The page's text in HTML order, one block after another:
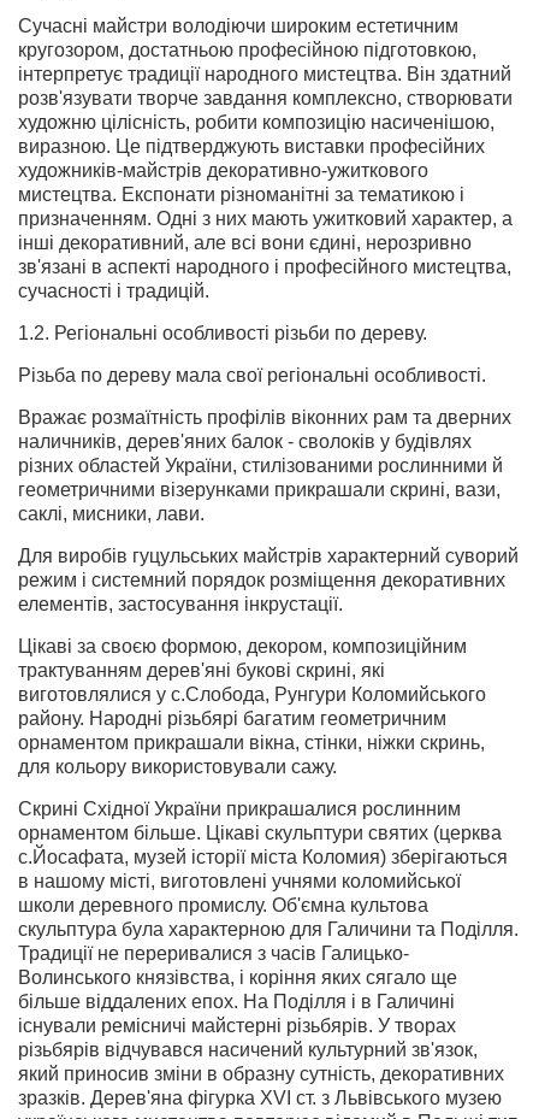
Сучасні майстри володіючи широким естетичним
кругозором, достатньою професійною підготовкою,
інтерпретує традиції народного мистецтва. Він здатний
розв'язувати творче завдання комплексно, створювати
художню цілісність, робити композицію насиченішою,
виразною. Це підтверджують виставки професійних
художників-майстрів декоративно-ужиткового
мистецтва. Експонати різноманітні за тематикою і
призначенням. Одні з них мають ужитковий характер, а
інші декоративний, але всі вони єдині, нерозривно
зв'язані в аспекті народного і професійного мистецтва,
сучасності і традицій.
1.2. Регіональні особливості різьби по дереву.
Різьба по дереву мала свої регіональні особливості.
Вражає розмаїтність профілів віконних рам та дверних
наличників, дерев'яних балок - сволоків у будівлях
різних областей України, стилізованими рослинними й
геометричними візерунками прикрашали скрині, вази,
саклі, мисники, лави.
Для виробів гуцульських майстрів характерний суворий
режим і системний порядок розміщення декоративних
елементів, застосування інкрустації.
Цікаві за своєю формою, декором, композиційним
трактуванням дерев'яні букові скрині, які
виготовлялися у с.Слобода, Рунгури Коломийського
району. Народні різьбярі багатим геометричним
орнаментом прикрашали вікна, стінки, ніжки скринь,
для кольору використовували сажу.
Скрині Східної України прикрашалися рослинним
орнаментом більше. Цікаві скульптури святих (церква
с.Йосафата, музей історії міста Коломия) зберігаються
в нашому місті, виготовлені учнями коломийської
школи деревного промислу. Об'ємна культова
скульптура була характерною для Галичини та Поділля.
Традиції не переривалися з часів Галицько-
Волинського князівства, і коріння яких сягало ще
більше віддалених епох. На Поділля і в Галичині
існували ремісничі майстерні різьбярів. У творах
різьбярів відчувався насичений культурний зв'язок,
який приносив зміни в образну сутність, декоративних
зразків. Дерев'яна фігурка ХVІ ст. з Львівського музею